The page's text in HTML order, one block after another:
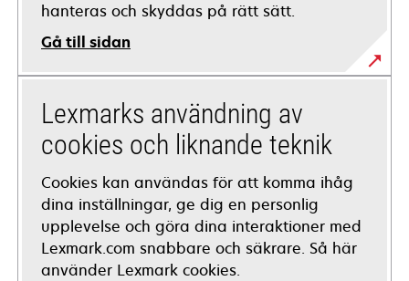
hanteras och skyddas på rätt sätt.
Gå till sidan
Lexmarks användning av
cookies och liknande teknik
Cookies kan användas för att komma ihåg
dina inställningar, ge dig en personlig
upplevelse och göra dina interaktioner med
Lexmark.com snabbare och säkrare. Så här
använder Lexmark cookies.